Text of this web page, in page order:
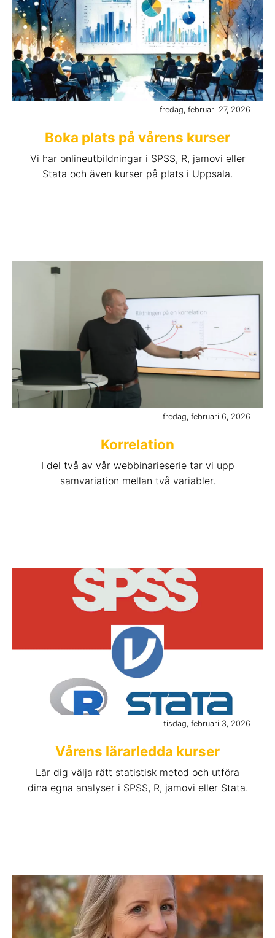
fredag, februari 27, 2026
Boka plats på vårens kurser
Vi har onlineutbildningar i SPSS, R, jamovi eller
Stata och även kurser på plats i Uppsala.
fredag, februari 6, 2026
Korrelation
I del två av vår webbinarieserie tar vi upp
samvariation mellan två variabler.
tisdag, februari 3, 2026
Vårens lärarledda kurser
Lär dig välja rätt statistisk metod och utföra
dina egna analyser i SPSS, R, jamovi eller Stata.